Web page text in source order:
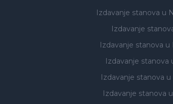
Izdavanje stanova u
Izdavanje
Izdavanje stanova u
Izdavanje stanova
Izdavanje stanova u
Izdavanje stanova